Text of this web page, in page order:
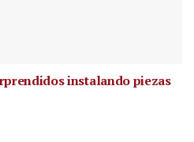
instalando piezas